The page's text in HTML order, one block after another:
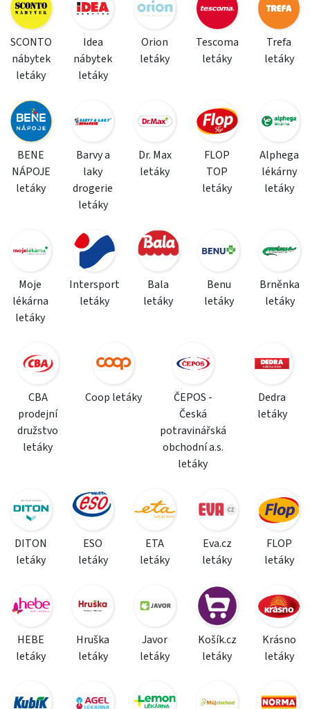
SCONTO
nábytek
letáky
Idea
nábytek
letáky
Orion
letáky
Tescoma
letáky
Trefa
letáky
BENE
NÁPOJE
letáky
Barvy a
laky
drogerie
letáky
Dr. Max
letáky
FLOP
TOP
letáky
Alphega
lékárny
letáky
Moje
lékárna
letáky
Intersport
letáky
Bala
letáky
Benu
letáky
Brněnka
letáky
CBA
prodejní
družstvo
letáky
Coop letáky
ČEPOS -
Česká
potravinářská
obchodní a.s.
letáky
Dedra
letáky
DITON
letáky
ESO
letáky
ETA
letáky
Eva.cz
letáky
FLOP
letáky
HEBE
letáky
Hruška
letáky
Javor
letáky
Košík.cz
letáky
Krásno
letáky